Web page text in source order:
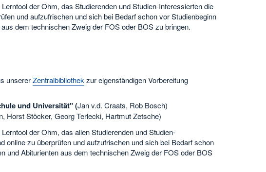
der Ohm, das Studierenden und Studien-Interessierten die
und aufzufrischen und sich bei Bedarf schon vor Studienbeginn
dem technischen Zweig der FOS oder BOS zu bringen.
unsererZentralbibliothek zur eigenständigen Vorbereitung
und Universität" (Jan v.d. Craats, Rob Bosch)
Horst Stöcker, Georg Terlecki, Hartmut Zetsche)
der Ohm, das allen Studierenden und Studien-
online zu überprüfen und aufzufrischen und sich bei Bedarf schon
und Abiturienten aus dem technischen Zweig der FOS oder BOS